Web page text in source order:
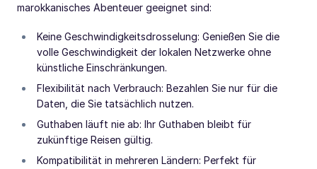
marokkanisches Abenteuer geeignet sind:
Keine Geschwindigkeitsdrosselung: Genießen Sie die
volle Geschwindigkeit der lokalen Netzwerke ohne
künstliche Einschränkungen.
Flexibilität nach Verbrauch: Bezahlen Sie nur für die
Daten, die Sie tatsächlich nutzen.
Guthaben läuft nie ab: Ihr Guthaben bleibt für
zukünftige Reisen gültig.
Kompatibilität in mehreren Ländern: Perfekt für